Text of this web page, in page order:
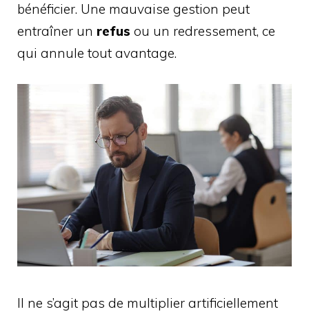
bénéficier. Une mauvaise gestion peut
entraîner un refus ou un redressement, ce
qui annule tout avantage.
Il ne s’agit pas de multiplier artificiellement